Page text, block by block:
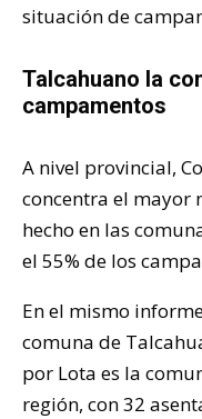
situación de
Talcahuano la
campamentos
A nivel provincial,
concentra el mayor
hecho en las
el 55% de los
En el mismo
comuna de
por Lota es la
región, con 32